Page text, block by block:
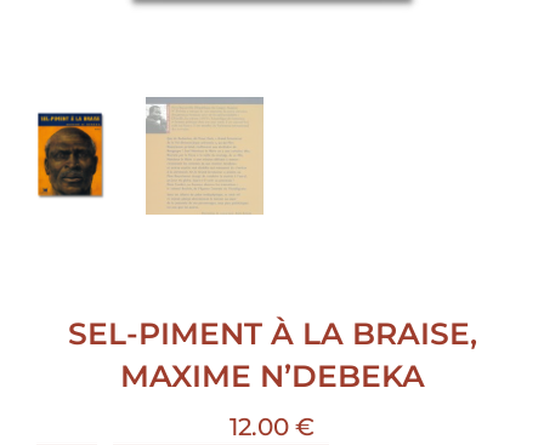
SEL-PIMENT À LA BRAISE,
MAXIME N’DEBEKA
12.00 €